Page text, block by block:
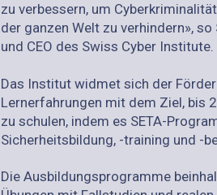
zu verbessern, um
der ganzen Welt zu verhindern», so
und CEO des Swiss Cyber Institute.
Das Institut widmet sich der
Lern­erfahrungen mit dem Ziel, bis
zu schulen, indem es SETA-
Sicherheitsbildung, -training und -
Die Ausbildungsprogramme